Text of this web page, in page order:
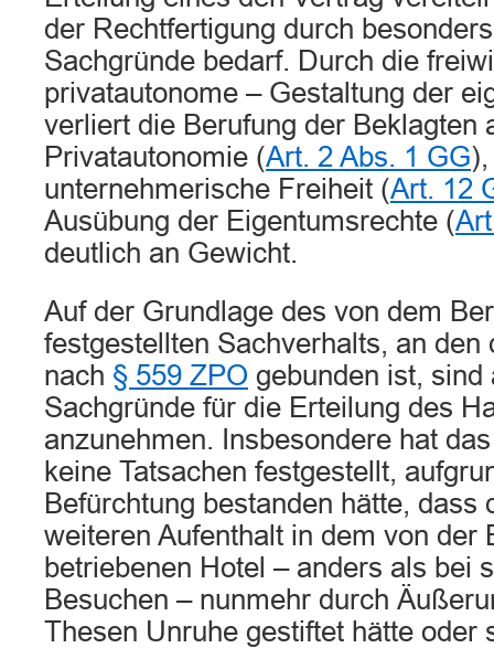
der Rechtfertigung durch
Sachgründe bedarf. Durch die
privatautonome – Gestaltung der
verliert die Berufung der Beklagten
Privatautonomie (Art. 2 Abs. 1 GG
unternehmerische Freiheit (Art. 12
Ausübung der Eigentumsrechte (
deutlich an Gewicht.
Auf der Grundlage des von dem
festgestellten Sachverhalts, an
nach § 559 ZPO gebunden ist, sind
Sachgründe für die Erteilung des
anzunehmen. Insbesondere hat
keine Tatsachen festgestellt,
Befürchtung bestanden hätte, dass
weiteren Aufenthalt in dem von der
betriebenen Hotel – anders als bei
Besuchen – nunmehr durch
Thesen Unruhe gestiftet hätte oder